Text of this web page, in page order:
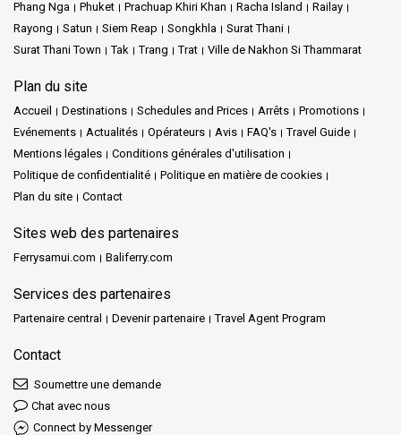
Phang Nga
Phuket Prachuap Khiri Khan Racha Island
Railay
Rayong
Satun Siem Reap Songkhla
Surat Thani
Surat Thani Town
Tak Trang Trat Ville de Nakhon Si Thammarat
Plan du site
Accueil Destinations Schedules and Prices Arrêts
Promotions
Evénements
Actualités Opérateurs Avis FAQ's
Travel Guide
Mentions légales
Conditions générales d'utilisation
Politique de confidentialité
Politique en matière de cookies
Plan du site
Contact
Sites web des partenaires
Ferrysamui.com Baliferry.com
Services des partenaires
Partenaire central Devenir partenaire Travel Agent Program
Contact
Soumettre une demande
Chat avec nous
Connect by Messenger